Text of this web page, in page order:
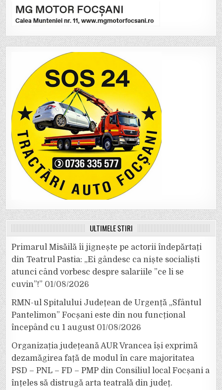
ULTIMELE ȘTIRI
Primarul Misăilă îi jignește pe actorii îndepărtați
din Teatrul Pastia: „Ei gândesc ca niște socialiști
atunci când vorbesc despre salariile ”ce li se
cuvin”!” 01/08/2026
RMN-ul Spitalului Județean de Urgență „Sfântul
Pantelimon” Focșani este din nou funcțional
începând cu 1 august 01/08/2026
Organizația județeană AUR Vrancea își exprimă
dezamăgirea față de modul în care majoritatea
PSD – PNL – FD – PMP din Consiliul local Focșani a
înțeles să distrugă arta teatrală din județ.